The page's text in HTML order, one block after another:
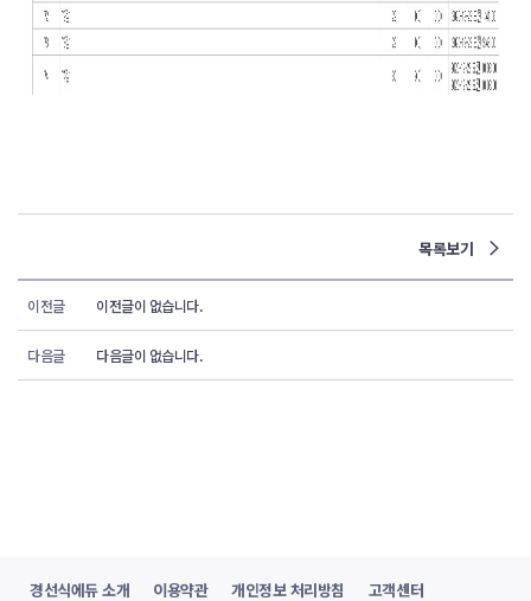
목록보기
이전글 이전글이 없습니다.
다음글 다음글이 없습니다.
경선식에듀 소개 이용약관 개인정보 처리방침
고객센터